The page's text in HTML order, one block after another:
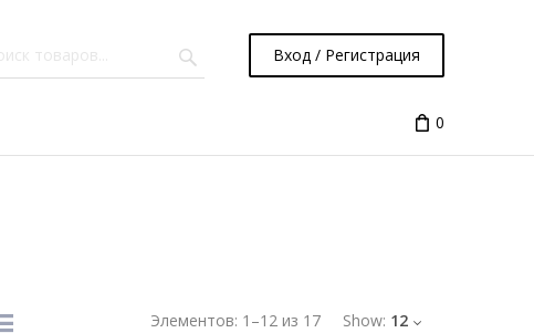
Вход / Регистрация
0
Элементов: 1 –12 из 17 Show: 12